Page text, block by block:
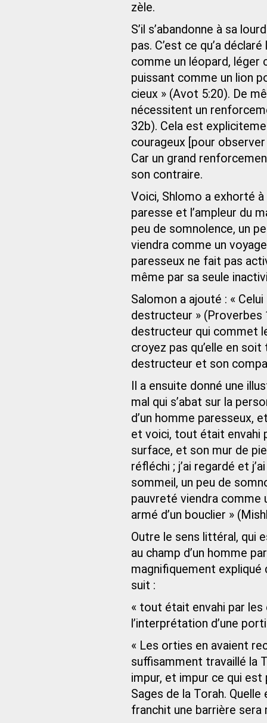
zèle.
S’il s’abandonne à sa
pas. C’est ce qu’a
comme un léopard, léger
puissant comme un lion
cieux » (Avot 5:20). De
nécessitent un
32b). Cela est
courageux [pour
Car un grand
son contraire.
Voici, Shlomo a exhorté
paresse et l’ampleur du
peu de somnolence, un
viendra comme un
paresseux ne fait pas
même par sa seule
Salomon a ajouté : «
destructeur » (Proverbes
destructeur qui commet
croyez pas qu’elle en
destructeur et son
Il a ensuite donné une
mal qui s’abat sur la
d’un homme paresseux,
et voici, tout était envahi
surface, et son mur de
réfléchi ; j’ai regardé et
sommeil, un peu de
pauvreté viendra comme
armé d’un bouclier »
Outre le sens littéral, qui
au champ d’un homme
magnifiquement expliqué
suit :
« tout était envahi par
l’interprétation d’une
« Les orties en avaient
suffisamment travaillé la
impur, et impur ce qui est
Sages de la Torah.
franchit une barrière sera